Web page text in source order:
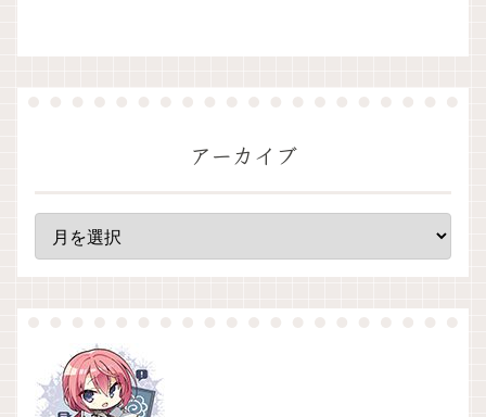
アーカイブ